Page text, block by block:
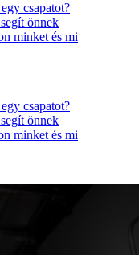
csapatot?
önnek
minket és mi
csapatot?
önnek
minket és mi